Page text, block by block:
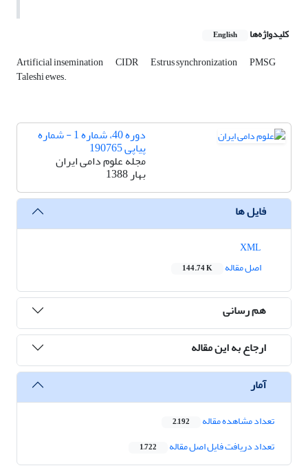
کلیدواژه‌ها English
Artificial insemination CIDR Estrus synchronization PMSG
Taleshi ewes.
دوره 40، شماره 1 - شماره
پیاپی 190765
مجله علوم دامی ایران
بهار 1388
فایل ها
اصل مقاله
144.74 K
هم رسانی
ارجاع به این مقاله
آمار
تعداد مشاهده مقاله 2,192
تعداد دریافت فایل اصل مقاله 1,722